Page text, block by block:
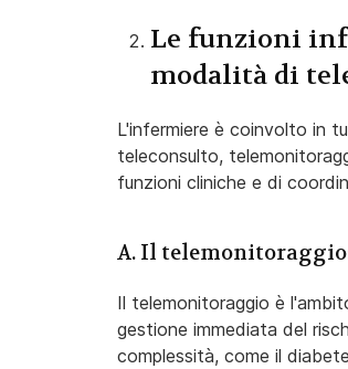
Le funzioni
modalità di
L'infermiere è coinvolto in
teleconsulto,
funzioni cliniche e di
A. Il
Il telemonitoraggio è
gestione immediata del
complessità, come il